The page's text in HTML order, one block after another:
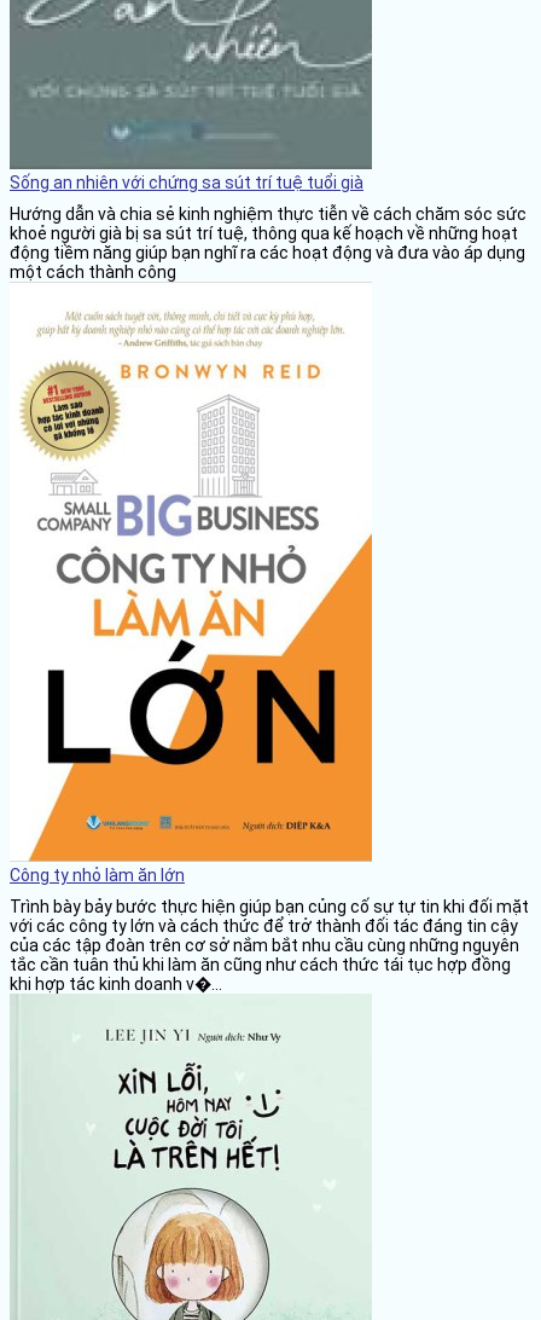
Sống an nhiên với chứng sa sút trí tuệ tuổi già
Hướng dẫn và chia sẻ kinh nghiệm thực tiễn về cách chăm sóc sức
khoẻ người già bị sa sút trí tuệ, thông qua kế hoạch về những hoạt
động tiềm năng giúp bạn nghĩ ra các hoạt động và đưa vào áp dụng
một cách thành công
Công ty nhỏ làm ăn lớn
Trình bày bảy bước thực hiện giúp bạn củng cố sự tự tin khi đối mặt
với các công ty lớn và cách thức để trở thành đối tác đáng tin cậy
của các tập đoàn trên cơ sở nắm bắt nhu cầu cùng những nguyên
tắc cần tuân thủ khi làm ăn cũng như cách thức tái tục hợp đồng
khi hợp tác kinh doanh v�...